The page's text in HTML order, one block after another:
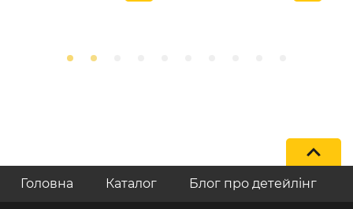
Головна Каталог Блог про детейлінг